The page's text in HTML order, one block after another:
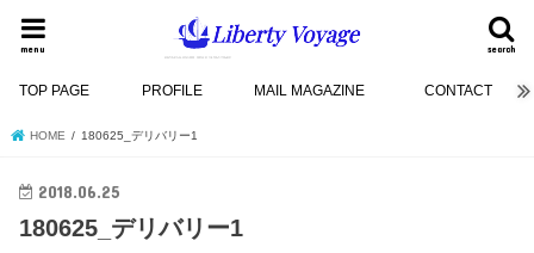
search
menu
TOP PAGE PROFILE MAIL MAGAZINE CONTACT
HOME 180625_デリバリー1
2018.06.25
180625_デリバリー1